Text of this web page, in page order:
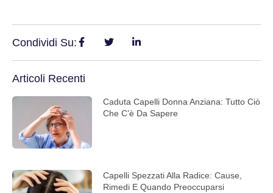
Condividi Su:
Articoli Recenti
Caduta Capelli Donna Anziana: Tutto Ciò
Che C’è Da Sapere
Capelli Spezzati Alla Radice: Cause,
Rimedi E Quando Preoccuparsi